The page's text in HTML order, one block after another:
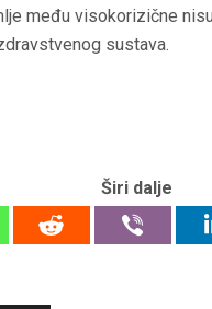
među visokorizične
sustava.
Širi dalje